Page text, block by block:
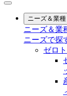
ニーズ＆業種
ニーズ＆業
ニーズで探
ゼロ